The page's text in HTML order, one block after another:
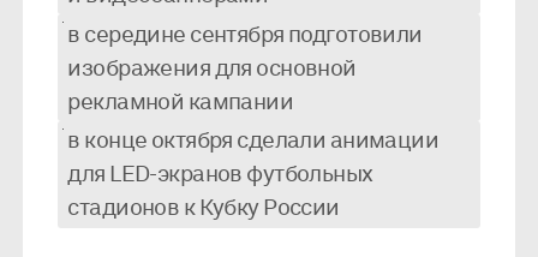
в середине сентября подготовили
изображения для основной
рекламной кампании
в конце октября сделали анимации
для LED-экранов футбольных
стадионов к Кубку России